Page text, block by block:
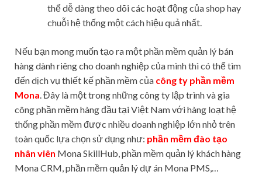
thể dễ dàng theo dõi các hoạt động của shop hay
chuỗi hệ thống một cách hiệu quả nhất.
Nếu bạn mong muốn tạo ra một phần mềm quản lý bán
hàng dành riêng cho doanh nghiệp của mình thì có thể tìm
đến dịch vụ thiết kế phần mềm của công ty phần mềm
Mona. Đây là một trong những công ty lập trình và gia
công phần mềm hàng đầu tại Việt Nam với hàng loạt hệ
thống phần mềm được nhiều doanh nghiệp lớn nhỏ trên
toàn quốc lựa chọn sử dụng như: phần mềm đào tạo
nhân viên Mona SkillHub, phần mềm quản lý khách hàng
Mona CRM, phần mềm quản lý dự án Mona PMS,…